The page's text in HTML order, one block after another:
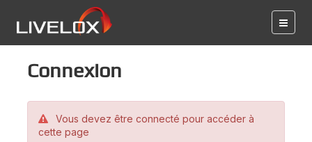
Connexion
Vous devez être connecté pour accéder à
cette page